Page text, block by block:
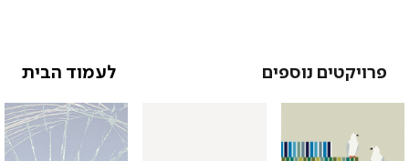
פרויקטים נוספים לעמוד הבית